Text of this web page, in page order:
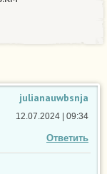
julianauwbsnja
Ответить
12.07.2024 | 09:34